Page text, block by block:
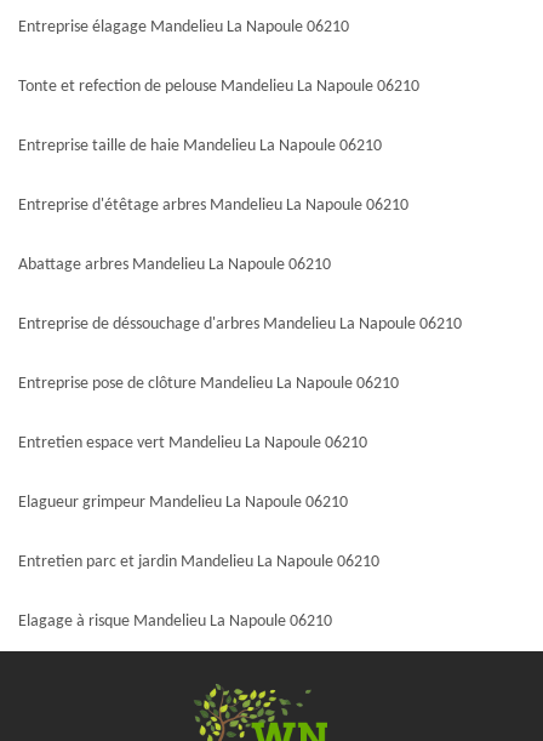
Entreprise élagage Mandelieu La Napoule 06210
Tonte et refection de pelouse Mandelieu La Napoule 06210
Entreprise taille de haie Mandelieu La Napoule 06210
Entreprise d'étêtage arbres Mandelieu La Napoule 06210
Abattage arbres Mandelieu La Napoule 06210
Entreprise de déssouchage d'arbres Mandelieu La Napoule 06210
Entreprise pose de clôture Mandelieu La Napoule 06210
Entretien espace vert Mandelieu La Napoule 06210
Elagueur grimpeur Mandelieu La Napoule 06210
Entretien parc et jardin Mandelieu La Napoule 06210
Elagage à risque Mandelieu La Napoule 06210